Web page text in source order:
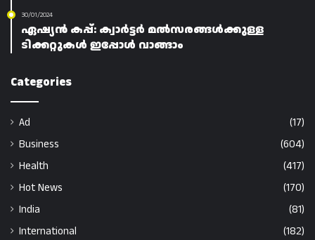
30/01/2024
ഏഷ്യൻ കപ്പ്: ക്വാർട്ടർ മൽസരങ്ങൾക്കുള്ള
ടിക്കറ്റുകൾ ഇപ്പോൾ വാങ്ങാം
Categories
Ad
(17)
Business
(604)
Health
(417)
Hot News
(170)
India
(81)
International
(182)